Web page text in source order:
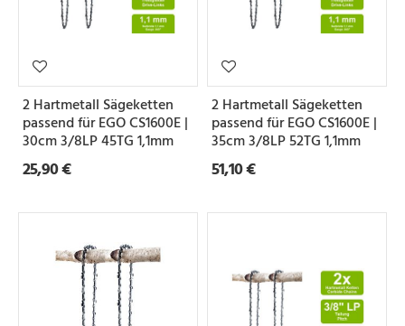
2 Hartmetall Sägeketten
passend für EGO CS1600E |
30cm 3/8LP 45TG 1,1mm
25,90 €
2 Hartmetall Sägeketten
passend für EGO CS1600E |
35cm 3/8LP 52TG 1,1mm
51,10 €